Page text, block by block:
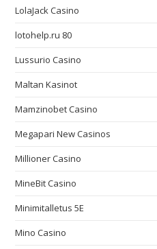
LolaJack Casino
lotohelp.ru 80
Lussurio Casino
Maltan Kasinot
Mamzinobet Casino
Megapari New Casinos
Millioner Casino
MineBit Casino
Minimitalletus 5E
Mino Casino